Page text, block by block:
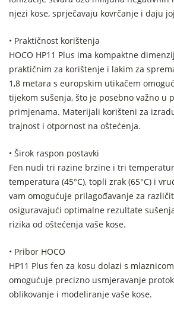
njezi kose, sprječavaju kovrčanje i daju
• Praktičnost korištenja
HOCO HP11 Plus ima kompaktne
praktičnim za korištenje i lakim za
1,8 metara s europskim utikačem
tijekom sušenja, što je posebno važno u
primjenama. Materijali korišteni za
trajnost i otpornost na oštećenja.
• Širok raspon postavki
Fen nudi tri razine brzine i tri
temperatura (45°C), topli zrak (65°C) i
vam omogućuje prilagođavanje za
osiguravajući optimalne rezultate
rizika od oštećenja vaše kose.
• Pribor HOCO
HP11 Plus fen za kosu dolazi s
omogućuje precizno usmjeravanje
oblikovanje i modeliranje vaše kose.